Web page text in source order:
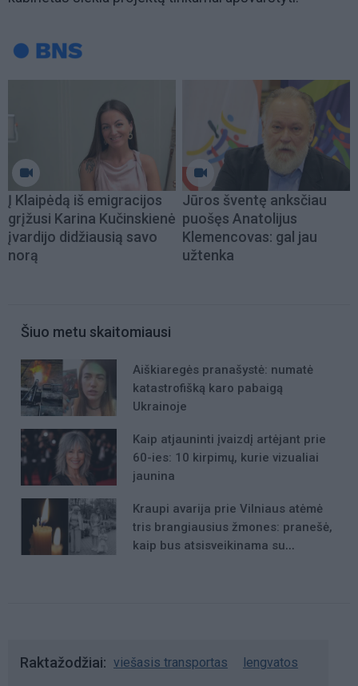
Į Klaipėdą iš emigracijos
grįžusi Karina Kučinskienė
įvardijo didžiausią savo
norą
Jūros šventę anksčiau
puošęs Anatolijus
Klemencovas: gal jau
užtenka
Šiuo metu skaitomiausi
Aiškiaregės pranašystė: numatė
katastrofišką karo pabaigą
Ukrainoje
Kaip atjauninti įvaizdį artėjant prie
60-ies: 10 kirpimų, kurie vizualiai
jaunina
Kraupi avarija prie Vilniaus atėmė
tris brangiausius žmones: pranešė,
kaip bus atsisveikinama su
Raktažodžiai viešasis transportas lengvatos